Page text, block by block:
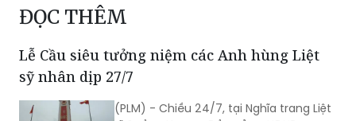
Bộ trưởng Hoàng Thanh Tùng dâng hương tri ân
các Anh hùng liệt sĩ tại Quảng Trị
ĐỌC THÊM
Lễ Cầu siêu tưởng niệm các Anh hùng Liệt